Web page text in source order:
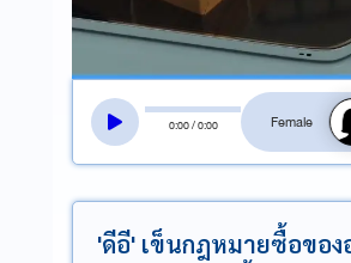
0:00/0:00
สลับ
'ดีอี' เข็นกฎหมายซื้อของ